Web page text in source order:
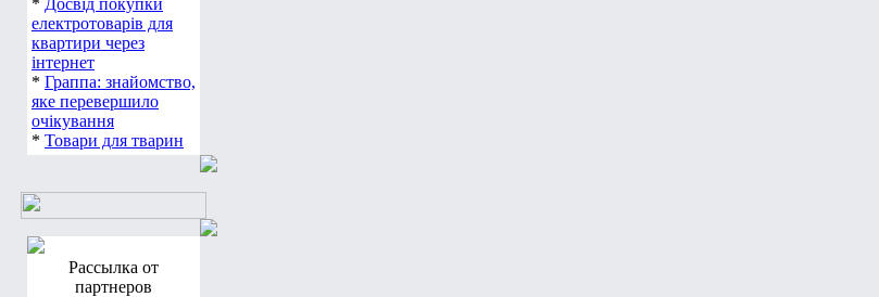
* Досвід покупки
електротоварів для
квартири через
інтернет
* Граппа: знайомство,
яке перевершило
очікування
* Товари для тварин
Рассылка от
партнеров